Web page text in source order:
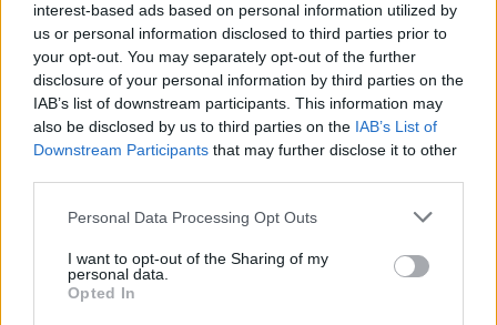
interest-based ads based on personal information utilized by
us or personal information disclosed to third parties prior to
your opt-out. You may separately opt-out of the further
disclosure of your personal information by third parties on the
IAB’s list of downstream participants. This information may
also be disclosed by us to third parties on the IAB’s List of
Downstream Participants that may further disclose it to other
Personal Data Processing Opt Outs
I want to opt-out of the Sharing of my
personal data.
Opted In
A stabilan magas olajárak, valamint az akvizíciók és a
hatékonyság javulása következtében 67%-kal növelte egy
részvényre jutó eredményét a világ egyik meghatározó
olajcége, a British Petrol 2000 negyedik negyedévében. A
teljes évet tekintve az EPS 105%-kal emelkedett, azaz a
KEDVES OLVASÓNK!